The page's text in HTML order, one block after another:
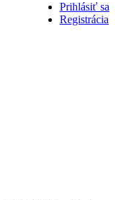
Prihlásiť sa
Registrácia